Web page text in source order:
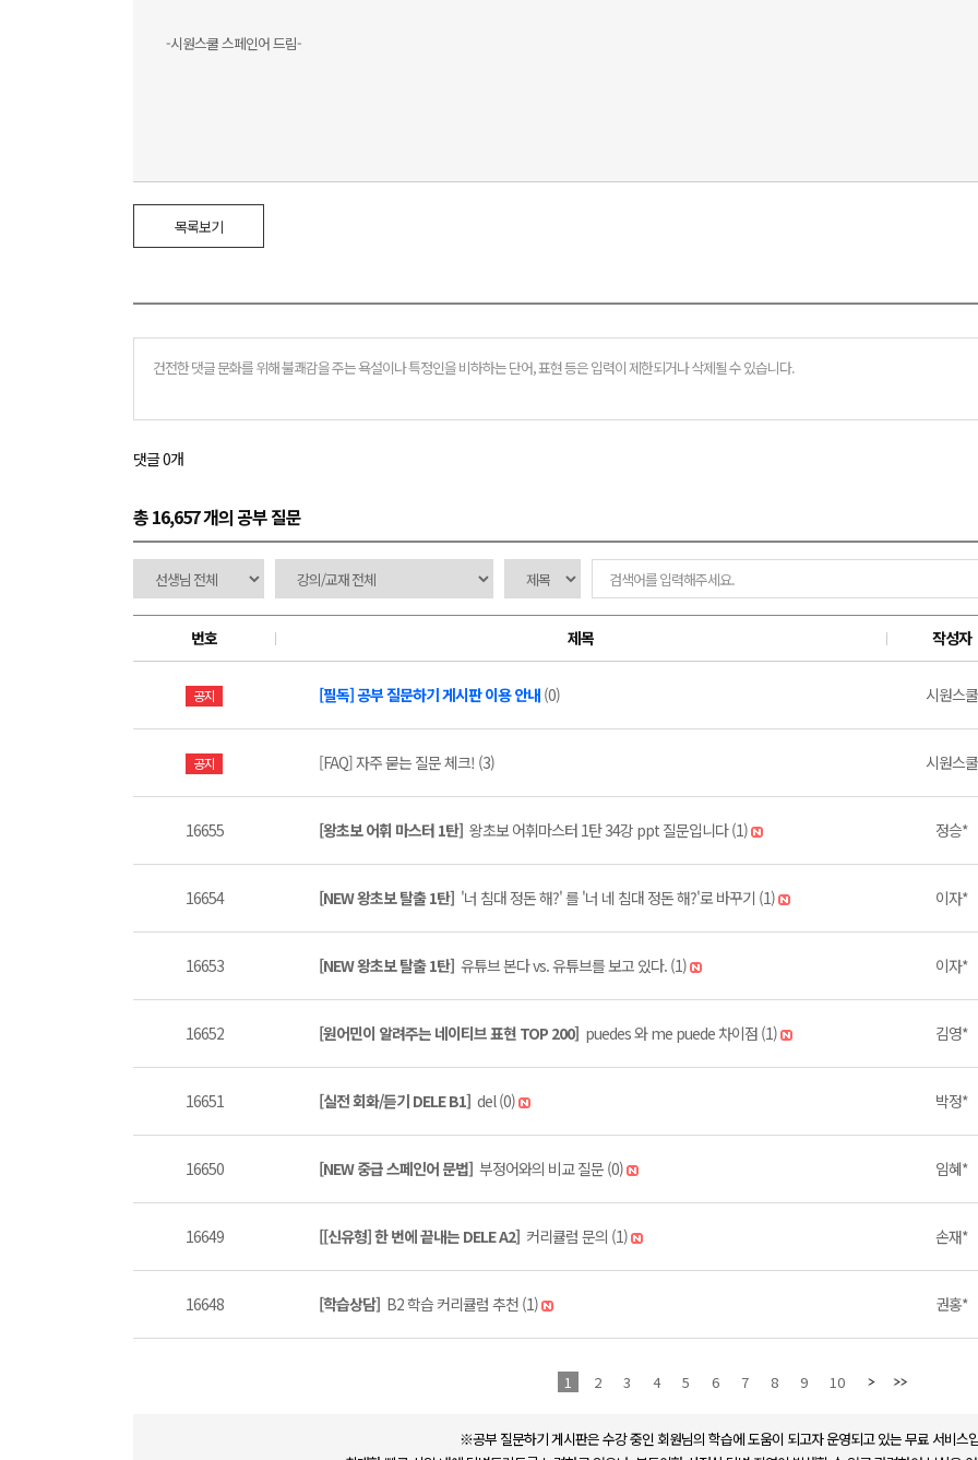
-시원스쿨 스페인어 드림-
목록보기
댓글 0개
총 16,657 개의 공부 질문
번호 제목 작성자
공지 [필독] 공부 질문하기 게시판 이용 안내 (0) 시원스쿨
공지 [FAQ] 자주 묻는 질문 체크! (3) 시원스쿨
16655 [왕초보 어휘 마스터 1탄] 왕초보 어휘마스터 1탄 34강 ppt 질문입니다 (1) 정승*
16654 [NEW 왕초보 탈출 1탄] '너 침대 정돈 해?' 를 '너 네 침대 정돈 해?'로 바꾸기 (1) 이자*
16653 [NEW 왕초보 탈출 1탄] 유튜브 본다 vs. 유튜브를 보고 있다. (1) 이자*
16652 [원어민이 알려주는 네이티브 표현 TOP 200] puedes 와 me puede 차이점 (1) 김영*
16651 [실전 회화/듣기 DELE B1] del (0) 박정*
16650 [NEW 중급 스페인어 문법] 부정어와의 비교 질문 (0) 임혜*
16649 [[신유형] 한 번에 끝내는 DELE A2] 커리큘럼 문의 (1) 손재*
16648 [학습상담] B2 학습 커리큘럼 추천 (1) 권홍*
1 2 3 4 5 6 7 8 9 10
※공부 질문하기 게시판은 수강 중인 회원님의 학습에 도움이 되고자 운영되고 있는 무료 서비스